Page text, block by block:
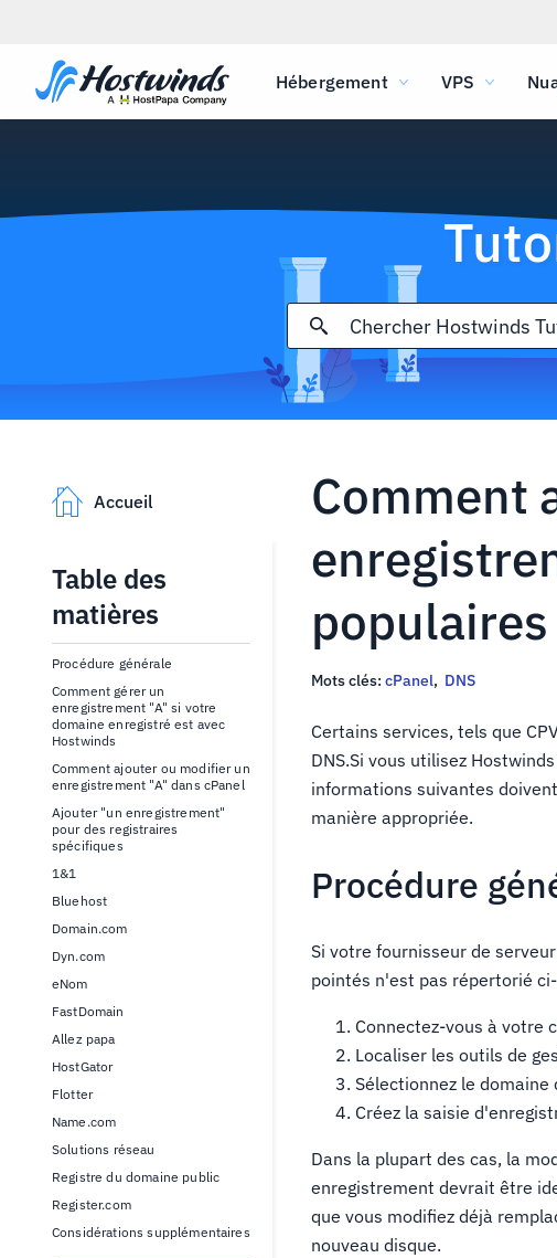
Hébergement VPS
Accueil
Table des
matières
Procédure générale
Comment gérer un
enregistrement "A" si votre
domaine enregistré est avec
Hostwinds
Comment ajouter ou modifier un
enregistrement "A" dans cPanel
Ajouter "un enregistrement"
pour des registraires
spécifiques
1&1
Bluehost
Domain.com
Dyn.com
eNom
FastDomain
Allez papa
HostGator
Flotter
Name.com
Solutions réseau
Registre du domaine public
Register.com
Considérations supplémentaires
Comment
populaires
Mots clés: cPanel, DNS
Certains services, tels que
DNS.Si vous utilisez
informations suivantes
manière appropriée.
Procédure
Si votre fournisseur de
pointés n'est pas répertorié
Connectez-vous à votre
Localiser les outils de
Sélectionnez le
Créez la saisie
Dans la plupart des cas, la
enregistrement devrait être
que vous modifiez déjà
nouveau disque.